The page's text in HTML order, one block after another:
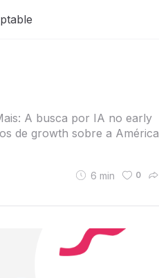
A busca por IA no early
de growth sobre a América
6 min 0